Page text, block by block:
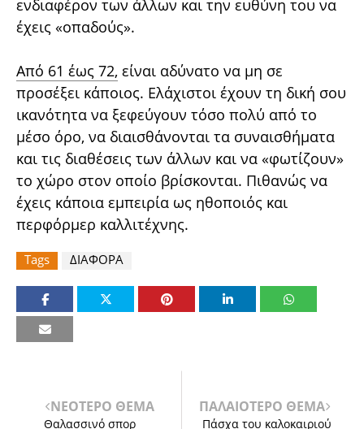
ενδιαφέρον των άλλων και την ευθύνη του να
έχεις «οπαδούς».
Από 61 έως 72, είναι αδύνατο να μη σε
προσέξει κάποιος. Ελάχιστοι έχουν τη δική σου
ικανότητα να ξεφεύγουν τόσο πολύ από το
μέσο όρο, να διαισθάνονται τα συναισθήματα
και τις διαθέσεις των άλλων και να «φωτίζουν»
το χώρο στον οποίο βρίσκονται. Πιθανώς να
έχεις κάποια εμπειρία ως ηθοποιός και
περφόρμερ καλλιτέχνης.
Tags ΔΙΑΦΟΡΑ
ΝΕΟΤΕΡΟ ΘΕΜΑ
Θαλασσινό σπορ
ΠΑΛΑΙΟΤΕΡΟ ΘΕΜΑ
Πάσχα του καλοκαιριού